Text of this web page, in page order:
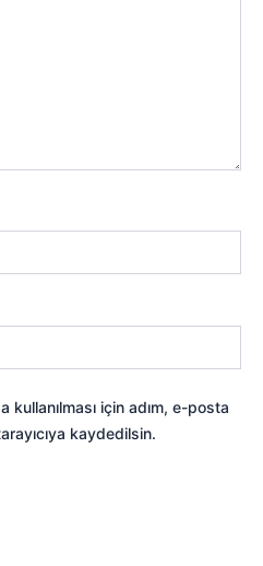
kullanılması için adım, e-posta
kaydedilsin.